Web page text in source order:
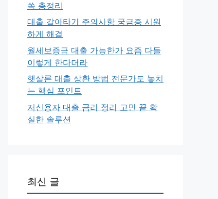
쏙 총정리
대출 갈아타기 주의사항 궁금증 시원
하게 해결
월세보증금 대출 가능한가 요즘 다들
이렇게 한다더라
햇살론 대출 상환 방법 전문가도 놓치
는 핵심 포인트
저신용자 대출 금리 정리 고민 끝 확
실한 솔루션
최신 글